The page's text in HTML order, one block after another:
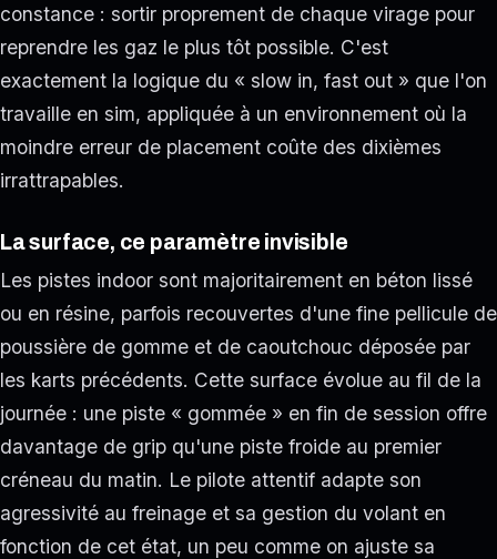
constance : sortir proprement de chaque virage pour
reprendre les gaz le plus tôt possible. C'est
exactement la logique du « slow in, fast out » que l'on
travaille en sim, appliquée à un environnement où la
moindre erreur de placement coûte des dixièmes
irrattrapables.
La surface, ce paramètre invisible
Les pistes indoor sont majoritairement en béton lissé
ou en résine, parfois recouvertes d'une fine pellicule de
poussière de gomme et de caoutchouc déposée par
les karts précédents. Cette surface évolue au fil de la
journée : une piste « gommée » en fin de session offre
davantage de grip qu'une piste froide au premier
créneau du matin. Le pilote attentif adapte son
agressivité au freinage et sa gestion du volant en
fonction de cet état, un peu comme on ajuste sa